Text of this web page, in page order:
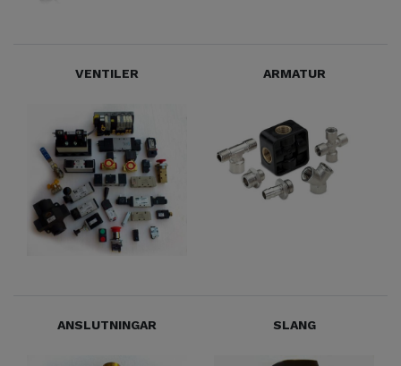
VENTILER ARMATUR
ANSLUTNINGAR SLANG